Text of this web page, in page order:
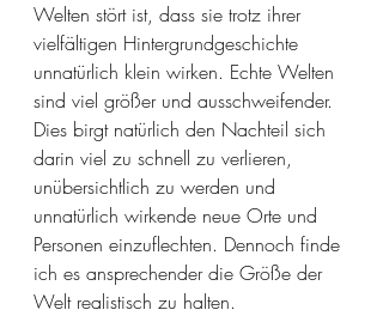
Welten stört ist, dass sie trotz ihrer
vielfältigen Hintergrundgeschichte
unnatürlich klein wirken. Echte Welten
sind viel größer und ausschweifender.
Dies birgt natürlich den Nachteil sich
darin viel zu schnell zu verlieren,
unübersichtlich zu werden und
unnatürlich wirkende neue Orte und
Personen einzuflechten. Dennoch finde
ich es ansprechender die Größe der
Welt realistisch zu halten.